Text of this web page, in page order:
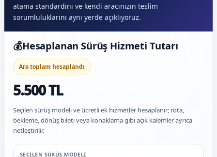
atama standardını ve kendi aracınızın teslim
sorumluluklarını aynı yerde açıklıyoruz.
💰Hesaplanan Sürüş Hizmeti Tutarı
Ara toplam hesaplandı
5.500 TL
Seçilen sürüş modeli ve ücretli ek hizmetler hesaplanır; rota,
bekleme, dönüş bileti veya konaklama gibi açık kalemler ayrıca
netleştirilir.
SEÇILEN SÜRÜŞ MODELI